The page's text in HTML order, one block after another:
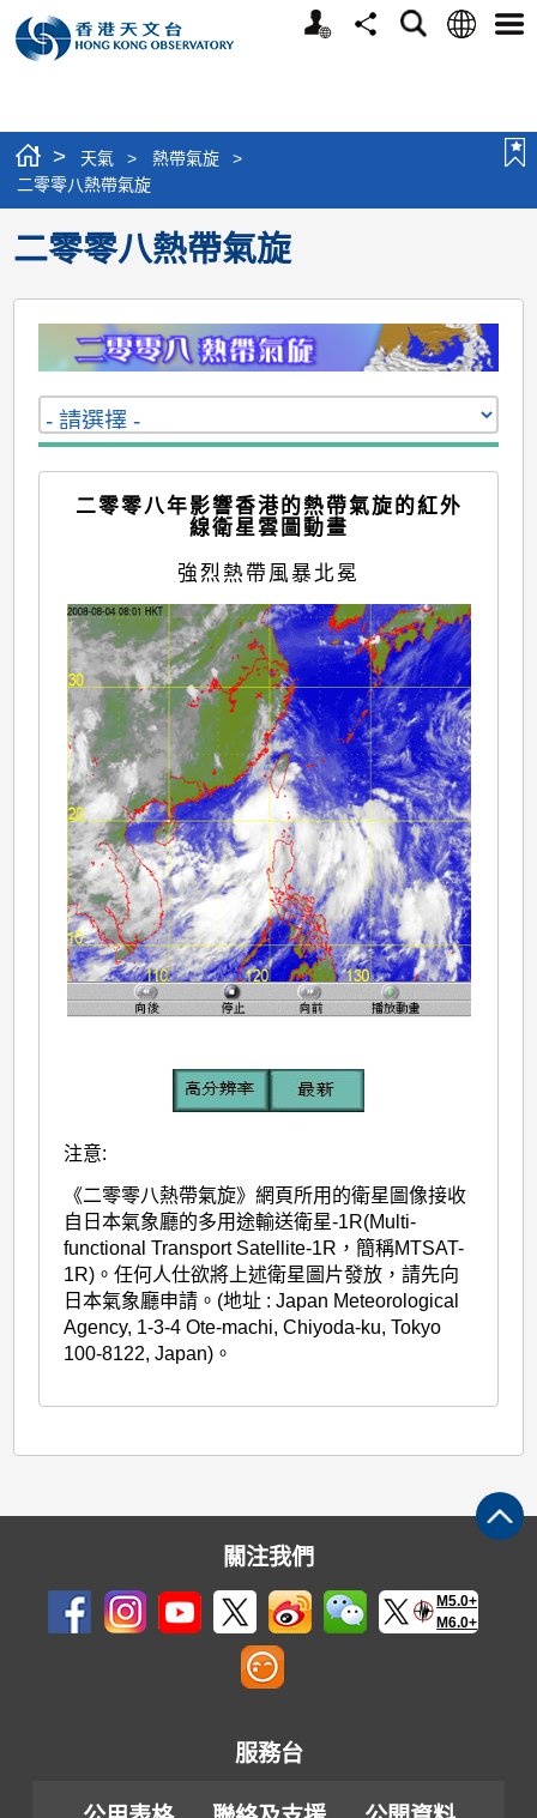
個
分
搜
語
選
> 天氣 > 熱帶氣旋
>
二零零八熱帶氣旋
二零零八熱帶氣旋
二零零八年影響香港的熱帶氣旋的紅外
線衛星雲圖動畫
強烈熱帶風暴北冕
注意:
《二零零八熱帶氣旋》網頁所用的衛星圖像接收
自日本氣象廳的多用途輸送衛星-1R(Multi-
functional Transport Satellite-1R，簡稱MTSAT-
1R)。任何人仕欲將上述衛星圖片發放，請先向
日本氣象廳申請。(地址 : Japan Meteorological
Agency, 1-3-4 Ote-machi, Chiyoda-ku, Tokyo
100-8122, Japan)。
關注我們
M5.0+
M6.0+
服務台